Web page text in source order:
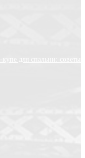
для спальни: советы